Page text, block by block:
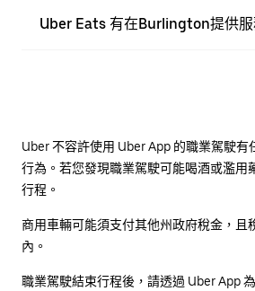
Uber Eats 有在Burlington提供服
Uber 不容許使用 Uber App 的職業駕駛有
行為。若您發現職業駕駛可能喝酒或濫用
行程。
商用車輛可能須支付其他州政府稅金，且
內。
職業駕駛結束行程後，請透過 Uber App